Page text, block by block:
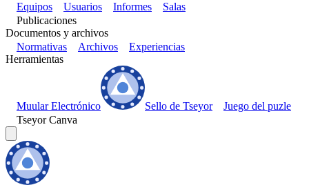
Equipos
Usuarios Informes
Salas
Publicaciones
Documentos y archivos
Normativas
Archivos
Experiencias
Herramientas
Muular Electrónico Sello de Tseyor
Juego del puzle
Tseyor Canva